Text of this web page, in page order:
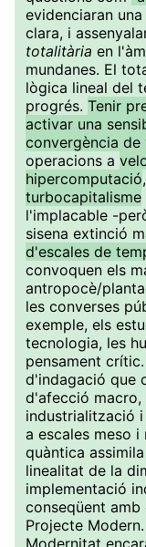
evidenciaran
clara, i
totalitària en
mundanes. El
lògica lineal del
progrés. Tenir
activar una
convergència
operacions a
hipercomputació
turbocapitalisme
l'implacable -
sisena extinció
d'escales de
convoquen els
antropocè/
les converses
exemple, els
tecnologia, les
pensament
d'indagació que
d'afecció macro,
industrialització
a escales meso
quàntica
linealitat de la
implementació
conseqüent amb
Projecte
Modernitat